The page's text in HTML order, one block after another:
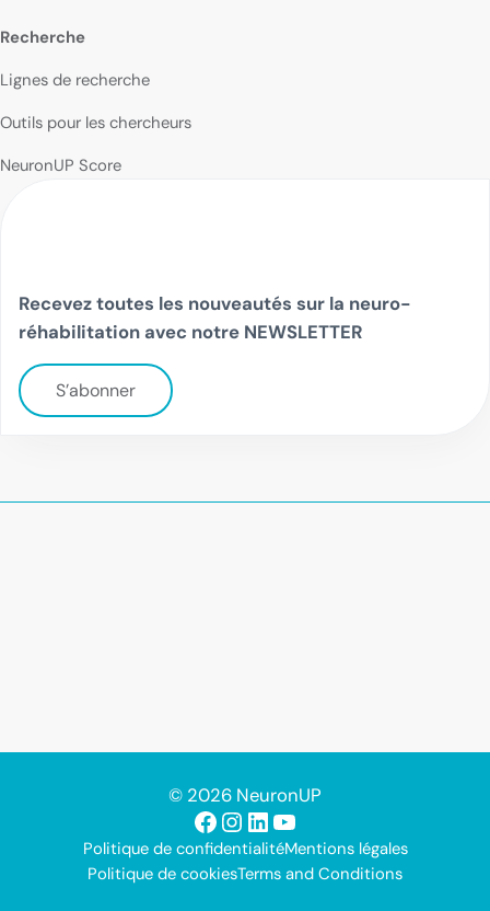
Recherche
Lignes de recherche
Outils pour les chercheurs
NeuronUP Score
Recevez toutes les nouveautés sur la neuro-
réhabilitation avec notre NEWSLETTER
S’abonner
© 2026 NeuronUP
Facebook
Instagram
LinkedIn
YouTube
Politique de confidentialitéMentions légales
Politique de cookiesTerms and Conditions